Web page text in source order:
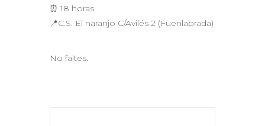
⏰ 18 horas
📍C.S. El naranjo C/Avilés 2 (Fuenlabrada)
No faltes.